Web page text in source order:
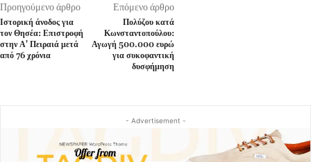
Προηγούμενο άρθρο
Ιστορική άνοδος για
τον Θησέα: Επιστροφή
στην Α’ Πειραιά μετά
από 76 χρόνια
Επόμενο άρθρο
Πολύζου κατά
Κωνσταντοπούλου:
Αγωγή 500.000 ευρώ
για συκοφαντική
δυσφήμηση
- Advertisement -